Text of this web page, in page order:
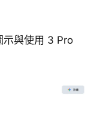
示與使用 3 Pro